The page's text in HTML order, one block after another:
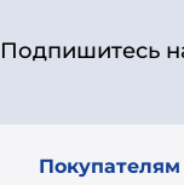
Подпишитесь
Покупателям